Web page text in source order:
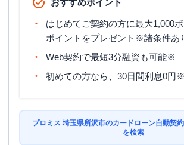
営業時間
平日：09:00-21:00
日祝：09:00-21:00
ATM営業時間
平日：-
土曜
：-
ATM ✕
おすすめポイント
はじめてご契約の方に最大1,000
ポイントをプレゼント※諸条件あ
Web契約で最短3分融資も可能※
初めての方なら、30日間利息0円※
プロミス 埼玉県所沢市のカードローン自動契
を検索